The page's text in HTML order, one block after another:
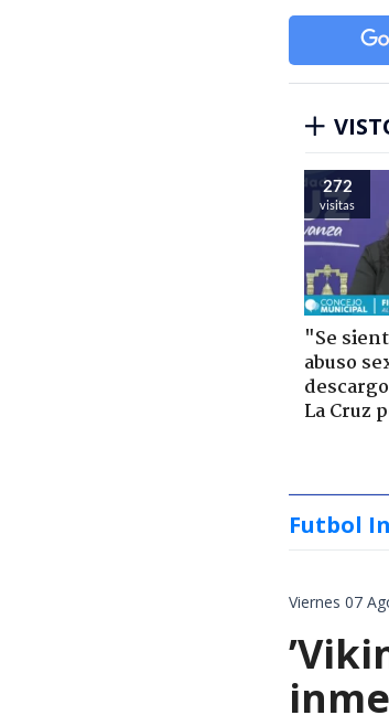
272
visitas
"Se
abuso
La Cruz
Futbol
Viernes 07